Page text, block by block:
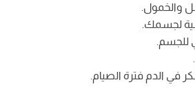
والخمول.
لجسمك.
للجسم.
في الدم فترة الصيام.